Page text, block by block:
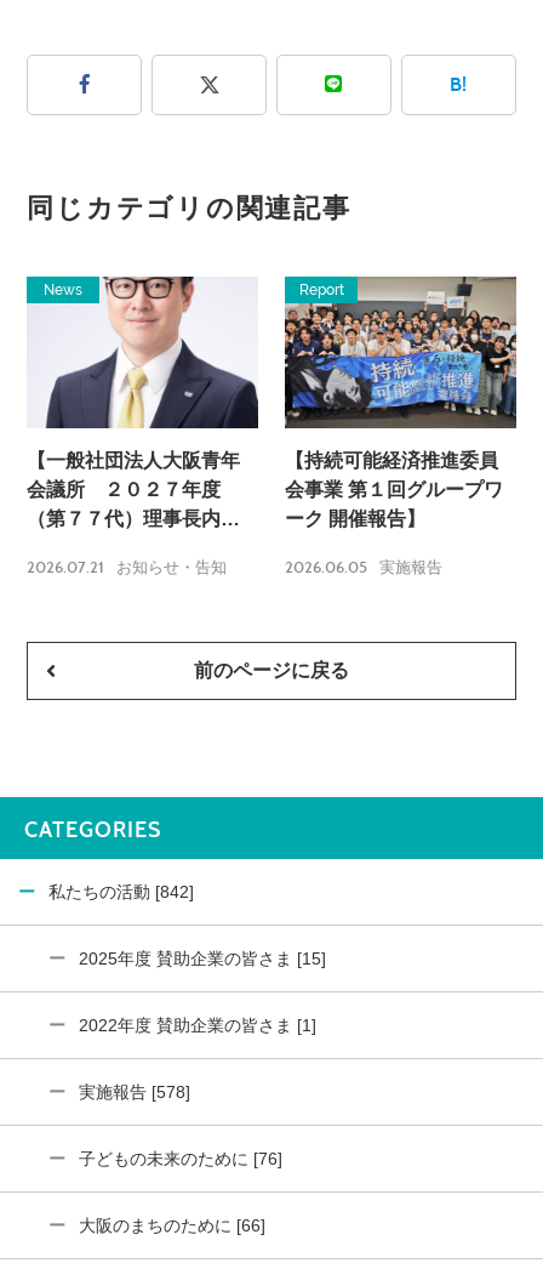
B!
同じカテゴリの関連記事
News
【一般社団法人大阪青年
会議所 ２０２７年度
（第７７代）理事長内定
2026.07.21 お知らせ・告知
Report
【持続可能経済推進委員
会事業 第１回グループワ
ーク 開催報告】
2026.06.05 実施報告
前のページに戻る
CATEGORIES
私たちの活動 [842]
2025年度 賛助企業の皆さま [15]
2022年度 賛助企業の皆さま [1]
実施報告 [578]
子どもの未来のために [76]
大阪のまちのために [66]